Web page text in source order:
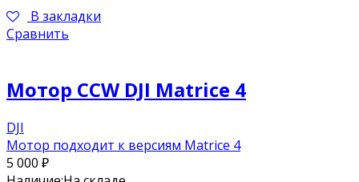
В закладки
Сравнить
Мотор CCW DJI Matrice 4
DJI
Мотор подходит к версиям Matrice 4
5 000 ₽